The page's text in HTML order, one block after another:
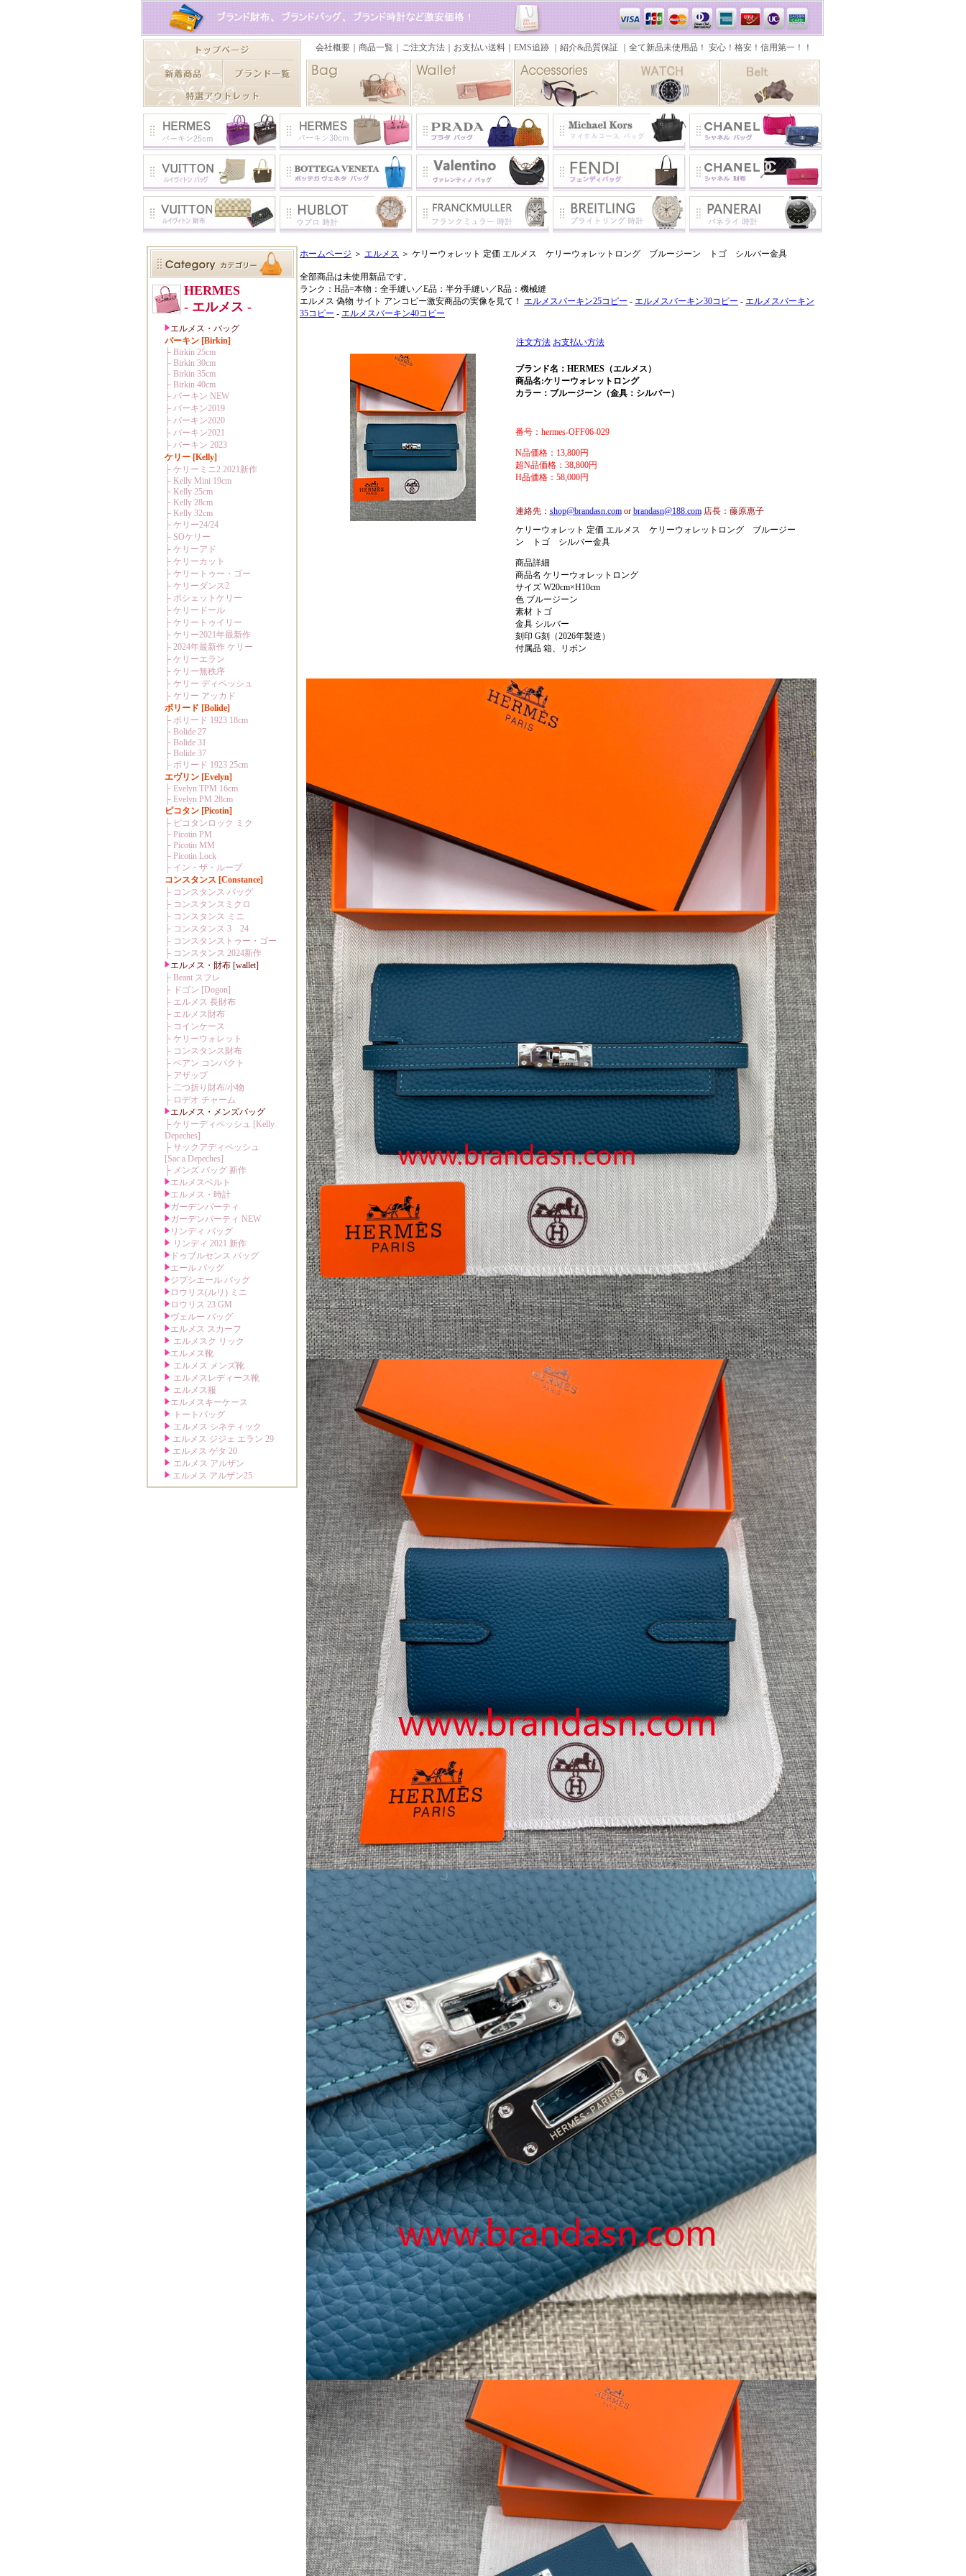
ホームページ ＞ エルメス ＞ ケリーウォレット 定価 エルメス ケリーウォレットロング ブルージーン トゴ シルバー金具
全部商品は未使用新品です。
ランク：H品=本物：全手縫い／E品：半分手縫い／R品：機械縫
エルメス 偽物 サイト アンコピー激安商品の実像を見て！ エルメスバーキン25コピー - エルメスバーキン30コピー - エルメスバーキン
35コピー - エルメスバーキン40コピー
注文方法 お支払い方法
ブランド名：HERMES（エルメス）
商品名:ケリーウォレットロング
カラー：ブルージーン（金具：シルバー）
番号：hermes-OFF06-029
N品価格：13,800円
超N品価格：38,800円
H品価格：58,000円
連絡先： shop@brandasn.comor brandasn@188.com店長：藤原惠子
ケリーウォレット 定価 エルメス ケリーウォレットロング ブルージー
ン トゴ シルバー金具
商品詳細
商品名 ケリーウォレットロング
サイズ W20cm×H10cm
色 ブルージーン
素材 トゴ
金具 シルバー
刻印 G刻（2026年製造）
付属品 箱、リボン